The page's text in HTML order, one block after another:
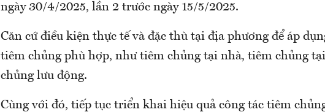
ngày 30/4/2025, lần 2 trước ngày 15/5/2025.
Căn cứ điều kiện thực tế và đặc thù tại địa phương để áp
tiêm chủng phù hợp, như tiêm chủng tại nhà, tiêm chủng
chủng lưu động.
Cùng với đó, tiếp tục triển khai hiệu quả công tác tiêm